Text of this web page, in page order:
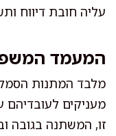
עליה חובת דיווח
המעמד
מלבד המתנות
מעניקים
זו, המשתנה בגובה